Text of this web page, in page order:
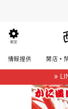
設定
情報提供 開店・